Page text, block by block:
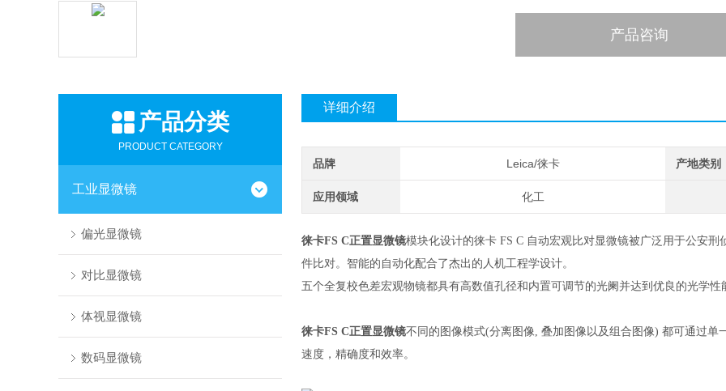
产品咨询
详细介绍
品牌 Leica/徕卡 产地类别
应用领域 化工
徕卡FS C正置显微镜模块化设计的徕卡 FS C 自动宏观比对显微镜被广泛用于公安
件比对。智能的自动化配合了杰出的人机工程学设计。
五个全复校色差宏观物镜都具有高数值孔径和内置可调节的光阑并达到优良的光学性
徕卡FS C正置显微镜不同的图像模式(分离图像, 叠加图像以及组合图像) 都可通过
速度，精确度和效率。
产品分类
PRODUCT CATEGORY
工业显微镜
偏光显微镜
对比显微镜
体视显微镜
数码显微镜